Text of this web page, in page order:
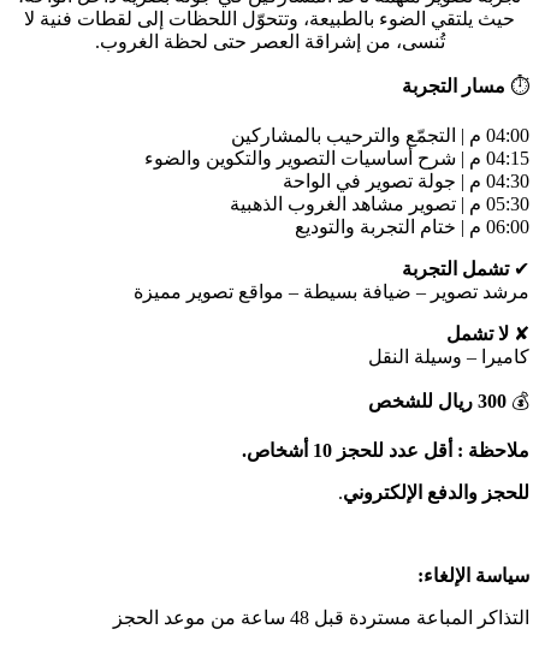
حيث يلتقي الضوء بالطبيعة، وتتحوّل اللحظات إلى لقطات فنية لا
تُنسى، من إشراقة العصر حتى لحظة الغروب.
⏱ مسار التجربة
04:00 م | التجمّع والترحيب بالمشاركين
04:15 م | شرح أساسيات التصوير والتكوين والضوء
04:30 م | جولة تصوير في الواحة
05:30 م | تصوير مشاهد الغروب الذهبية
06:00 م | ختام التجربة والتوديع
✔تشمل التجربة
مرشد تصوير – ضيافة بسيطة – مواقع تصوير مميزة
✘ لا تشمل
كاميرا – وسيلة النقل
💰 300 ريال للشخص
ملاحظة : أقل عدد للحجز 10 أشخاص.
للحجز والدفع الإلكتروني.
سياسة الإلغاء:
التذاكر المباعة مستردة قبل 48 ساعة من موعد الحجز